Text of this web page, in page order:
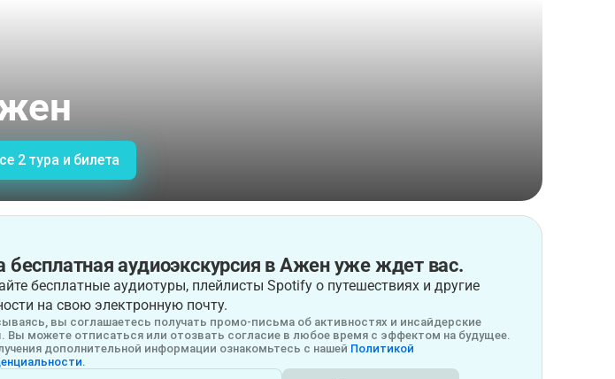
2 тура и билета
бесплатная аудиоэкскурсия в Ажен уже ждет вас.
бесплатные аудиотуры, плейлисты Spotify о путешествиях и другие
на свою электронную почту.
вы соглашаетесь получать промо-письма об активностях и инсайдерские
Вы можете отписаться или отозвать согласие в любое время с эффектом на будущее.
дополнительной информации ознакомьтесь с нашей Политикой